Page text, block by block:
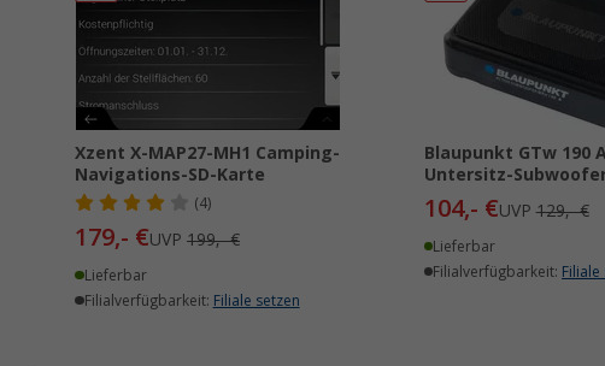
Xzent X-MAP27-MH1 Camping-
Navigations-SD-Karte
(4)
179,- €UVP199,- €
Lieferbar
Filialverfügbarkeit: Filiale setzen
Blaupunkt GTw 190 A
Untersitz-
104,- €UVP129,- €
Lieferbar
Filialverfügbarkeit: Filiale